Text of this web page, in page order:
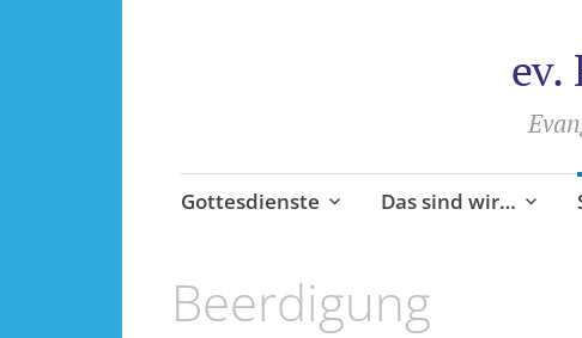
Zum
Gottesdienste Das sind wir…
Beerdigung